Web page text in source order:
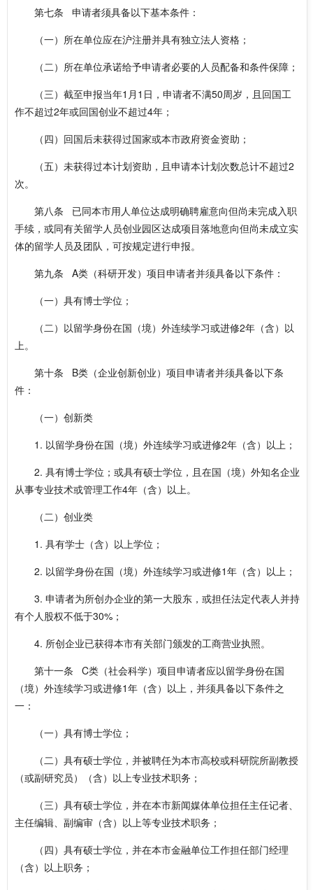
第七条 申请者须具备以下基本条件：
（一）所在单位应在沪注册并具有独立法人资格；
（二）所在单位承诺给予申请者必要的人员配备和条件保障；
（三）截至申报当年1月1日，申请者不满50周岁，且回国工
作不超过2年或回国创业不超过4年；
（四）回国后未获得过国家或本市政府资金资助；
（五）未获得过本计划资助，且申请本计划次数总计不超过2
次。
第八条 已同本市用人单位达成明确聘雇意向但尚未完成入职
手续，或同有关留学人员创业园区达成项目落地意向但尚未成立实
体的留学人员及团队，可按规定进行申报。
第九条 A类（科研开发）项目申请者并须具备以下条件：
（一）具有博士学位；
（二）以留学身份在国（境）外连续学习或进修2年（含）以
上。
第十条 B类（企业创新创业）项目申请者并须具备以下条
件：
（一）创新类
1. 以留学身份在国（境）外连续学习或进修2年（含）以上；
2. 具有博士学位；或具有硕士学位，且在国（境）外知名企业
从事专业技术或管理工作4年（含）以上。
（二）创业类
1. 具有学士（含）以上学位；
2. 以留学身份在国（境）外连续学习或进修1年（含）以上；
3. 申请者为所创办企业的第一大股东，或担任法定代表人并持
有个人股权不低于30%；
4. 所创企业已获得本市有关部门颁发的工商营业执照。
第十一条 C类（社会科学）项目申请者应以留学身份在国
（境）外连续学习或进修1年（含）以上，并须具备以下条件之
一：
（一）具有博士学位；
（二）具有硕士学位，并被聘任为本市高校或科研院所副教授
（或副研究员）（含）以上专业技术职务；
（三）具有硕士学位，并在本市新闻媒体单位担任主任记者、
主任编辑、副编审（含）以上等专业技术职务；
（四）具有硕士学位，并在本市金融单位工作担任部门经理
（含）以上职务；